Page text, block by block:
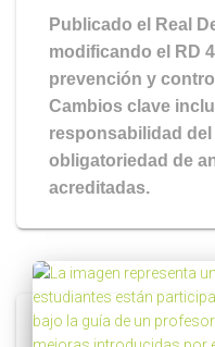
Publicado el Real
modificando el RD
prevención y
Cambios clave
responsabilidad
obligatoriedad de
acreditadas.